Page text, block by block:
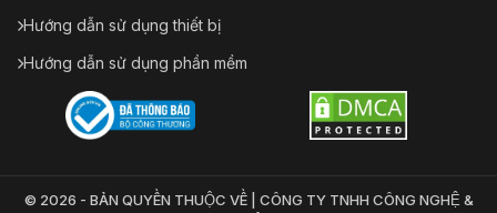
Hướng dẫn sử dụng thiết bị
Hướng dẫn sử dụng phần mềm
© 2026 - BẢN QUYỀN THUỘC VỀ | CÔNG TY TNHH CÔNG NGHỆ &